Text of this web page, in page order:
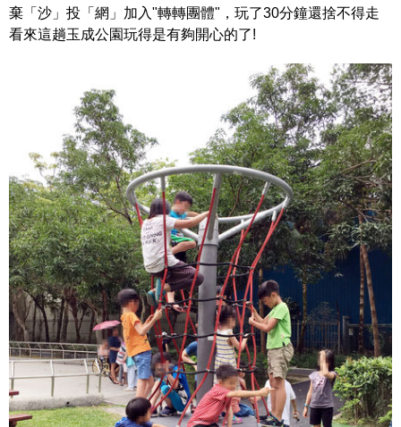
棄「沙」投「網」加入"轉轉團體"，玩了30分鐘還捨不得走
看來這趟玉成公園玩得是有夠開心的了!